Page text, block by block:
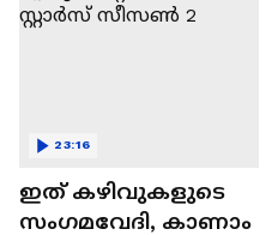
ഇത് കഴിവുകളുടെ
സംഗമവേദി, കാണാം
23:16